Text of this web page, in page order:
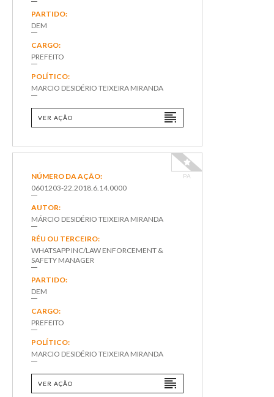
PARTIDO:
DEM
CARGO:
PREFEITO
POLÍTICO:
MARCIO DESIDÉRIO TEIXEIRA MIRANDA
VER AÇÃO
PA
NÚMERO DA AÇÃO:
0601203-22.2018.6.14.0000
AUTOR:
MÁRCIO DESIDÉRIO TEIXEIRA MIRANDA
RÉU OU TERCEIRO:
WHATSAPP INC/LAW ENFORCEMENT &
SAFETY MANAGER
PARTIDO:
DEM
CARGO:
PREFEITO
POLÍTICO:
MARCIO DESIDÉRIO TEIXEIRA MIRANDA
VER AÇÃO